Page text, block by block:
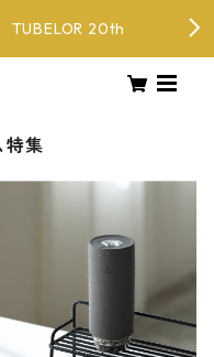
TUBELOR 20th
特集